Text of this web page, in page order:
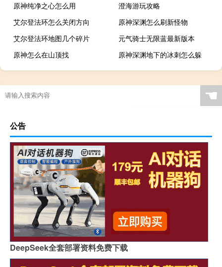
原神纯净之心怎么用
澄海游玩攻略
艾尔登法环怎么关闭方向
原神深渊怎么刷新怪物
艾尔登法环地图几个碎片
元气骑士无限蓝最新版本
原神怎么在山顶找
原神深渊地下的冰刺怎么躲
☚
公告
DeepSeek全套部署资料免费下载